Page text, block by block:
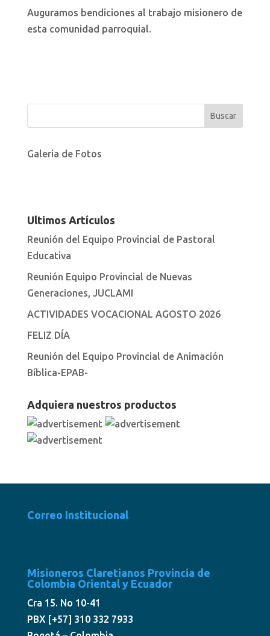
Auguramos bendiciones al trabajo misionero de
esta comunidad parroquial.
Galeria de Fotos
Ultimos Artículos
Reunión del Equipo Provincial de Pastoral
Educativa
Reunión Equipo Provincial de Nuevas
Generaciones, JUCLAMI
ACTIVIDADES VOCACIONAL AGOSTO 2026
FELIZ DÍA
Reunión del Equipo Provincial de Animación
Bíblica-EPAB-
Adquiera nuestros productos
Correo Institucional
Misioneros Claretianos Provincia de
Colombia Oriental y Ecuador
Cra 15. No 10-41
PBX [+57] 310 332 7933